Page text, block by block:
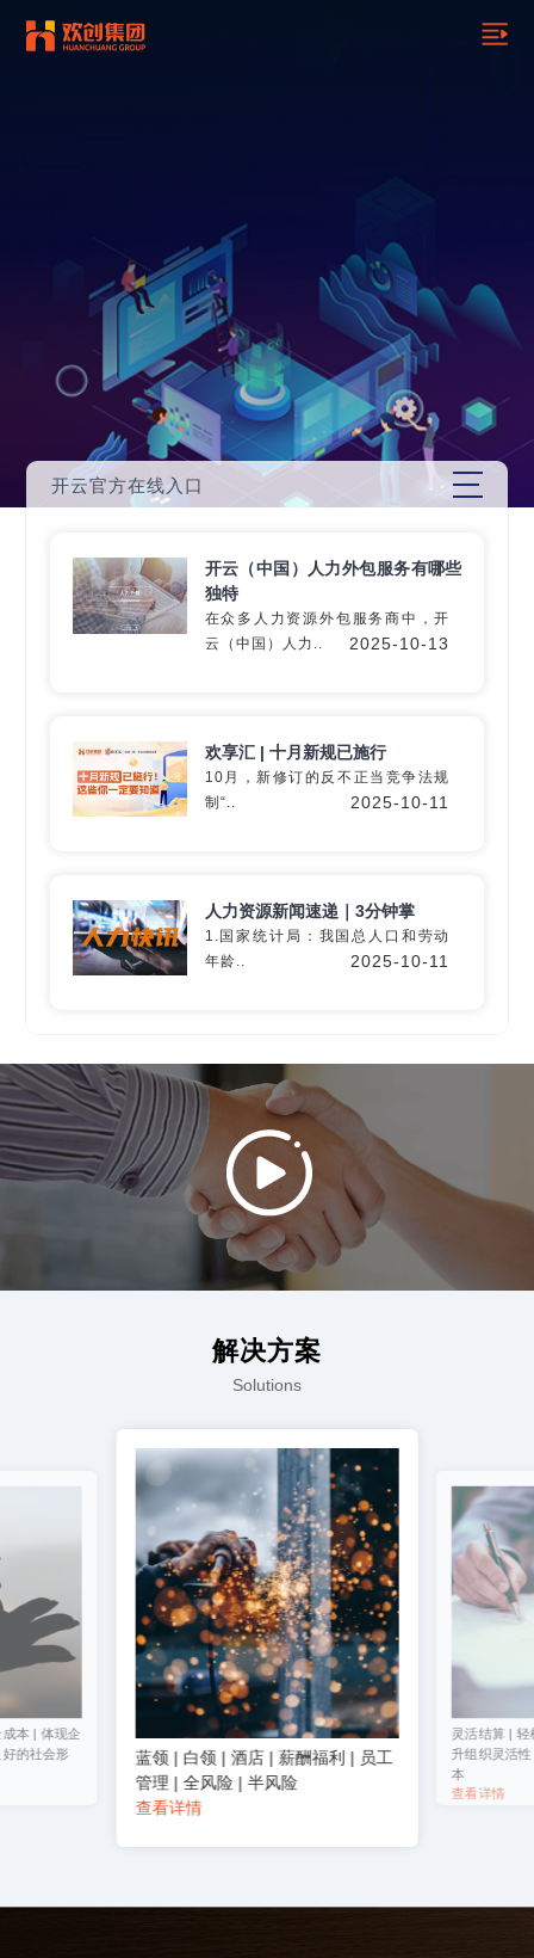
深入60+细分行业
开云官方在线入口
开云（中国）人力外包服务有哪些
独特
在众多人力资源外包服务商中，开
云（中国）人力..
2025-10-13
欢享汇 | 十月新规已施行
10月，新修订的反不正当竞争法规
制“..
2025-10-11
人力资源新闻速递｜3分钟掌
1.国家统计局：我国总人口和劳动
年龄..
2025-10-11
解决方案
Solutions
本 | 体现企
的社会形
蓝领 | 白领 | 酒店 | 薪酬福利 | 员工
管理 | 全风险 | 半风险
查看详情
灵活结算 |
升组织灵活
本
查看详情